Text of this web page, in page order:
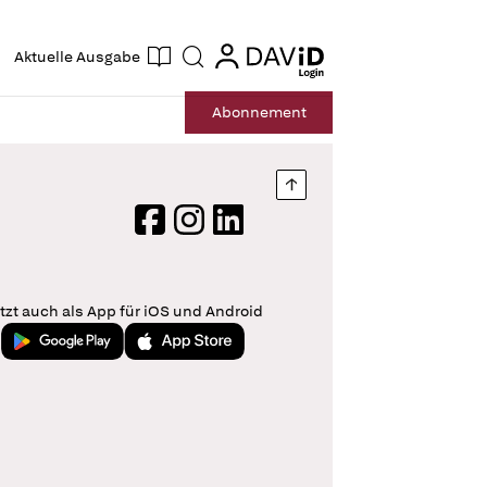
Aktuelle Ausgabe Suche login
login
Abonnement
Nach oben springen
FacebookInstagram
LinkedIn
auch als App für iOS und Android
Jetzt bei Google PlayLaden im App Store